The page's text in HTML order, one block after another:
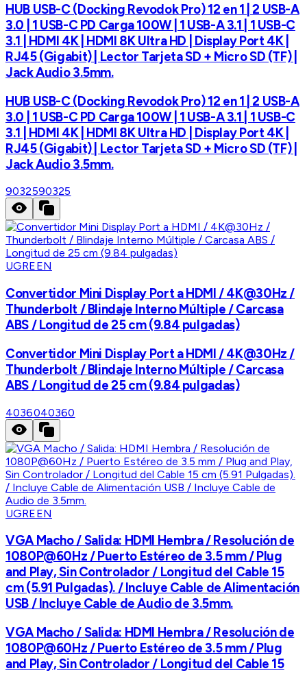
HUB USB-C (Docking Revodok Pro) 12 en 1 | 2 USB-A
3.0 | 1 USB-C PD Carga 100W | 1 USB-A 3.1 | 1 USB-C
3.1 | HDMI 4K | HDMI 8K Ultra HD | Display Port 4K |
RJ45 (Gigabit) | Lector Tarjeta SD + Micro SD (TF) |
Jack Audio 3.5mm.
HUB USB-C (Docking Revodok Pro) 12 en 1 | 2 USB-A
3.0 | 1 USB-C PD Carga 100W | 1 USB-A 3.1 | 1 USB-C
3.1 | HDMI 4K | HDMI 8K Ultra HD | Display Port 4K |
RJ45 (Gigabit) | Lector Tarjeta SD + Micro SD (TF) |
Jack Audio 3.5mm.
9032590325
UGREEN
Convertidor Mini Display Port a HDMI / 4K@30Hz /
Thunderbolt / Blindaje Interno Múltiple / Carcasa
ABS / Longitud de 25 cm (9.84 pulgadas)
Convertidor Mini Display Port a HDMI / 4K@30Hz /
Thunderbolt / Blindaje Interno Múltiple / Carcasa
ABS / Longitud de 25 cm (9.84 pulgadas)
4036040360
UGREEN
VGA Macho / Salida: HDMI Hembra / Resolución de
1080P@60Hz / Puerto Estéreo de 3.5 mm / Plug
and Play, Sin Controlador / Longitud del Cable 15
cm (5.91 Pulgadas). / Incluye Cable de Alimentación
USB / Incluye Cable de Audio de 3.5mm.
VGA Macho / Salida: HDMI Hembra / Resolución de
1080P@60Hz / Puerto Estéreo de 3.5 mm / Plug
and Play, Sin Controlador / Longitud del Cable 15